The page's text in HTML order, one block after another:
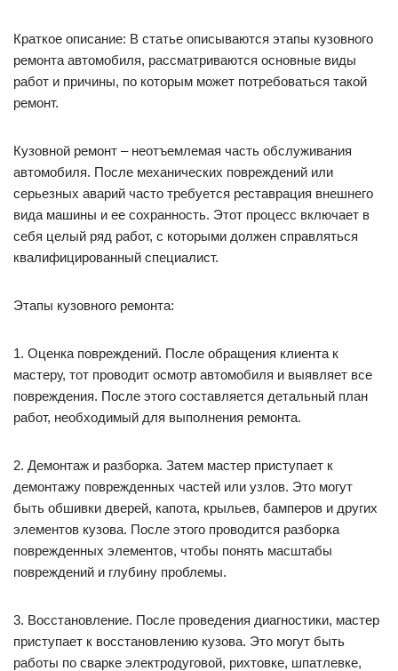
Краткое описание: В статье описываются этапы кузовного
ремонта автомобиля, рассматриваются основные виды
работ и причины, по которым может потребоваться такой
ремонт.
Кузовной ремонт – неотъемлемая часть обслуживания
автомобиля. После механических повреждений или
серьезных аварий часто требуется реставрация внешнего
вида машины и ее сохранность. Этот процесс включает в
себя целый ряд работ, с которыми должен справляться
квалифицированный специалист.
Этапы кузовного ремонта:
1. Оценка повреждений. После обращения клиента к
мастеру, тот проводит осмотр автомобиля и выявляет все
повреждения. После этого составляется детальный план
работ, необходимый для выполнения ремонта.
2. Демонтаж и разборка. Затем мастер приступает к
демонтажу поврежденных частей или узлов. Это могут
быть обшивки дверей, капота, крыльев, бамперов и других
элементов кузова. После этого проводится разборка
поврежденных элементов, чтобы понять масштабы
повреждений и глубину проблемы.
3. Восстановление. После проведения диагностики, мастер
приступает к восстановлению кузова. Это могут быть
работы по сварке электродуговой, рихтовке, шпатлевке,